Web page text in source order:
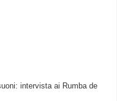
intervista ai Rumba de